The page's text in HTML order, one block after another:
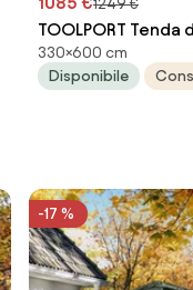
1249 €
TOOLPORT
verde scuro, Telo in
fissaggio per
330×600 cm
Disponibile
-17 %